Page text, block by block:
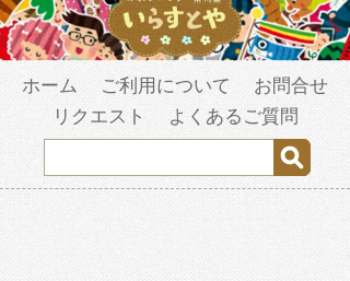
ホーム ご利用について
お問合せ
リクエスト
よくあるご質問